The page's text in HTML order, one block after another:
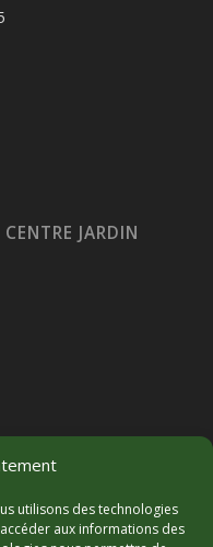
utilisons des technologies
aux informations des
JARDIN